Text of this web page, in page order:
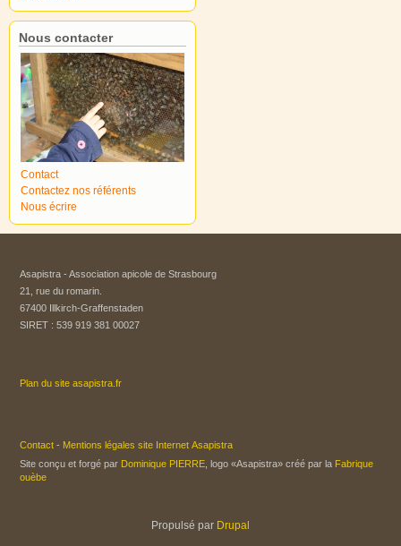
Nous contacter
Contact
Contactez nos référents
Nous écrire
Asapistra - Association apicole de Strasbourg​
21, rue du romarin.
67400 Illkirch-Graffenstaden
SIRET : 539 919 381 00027
Plan du site asapistra.fr
Contact - Mentions légales site Internet Asapistra
Site conçu et forgé par Dominique PIERRE , logo «Asapistra» créé par la Fabrique
ouèbe
Propulsé par Drupal